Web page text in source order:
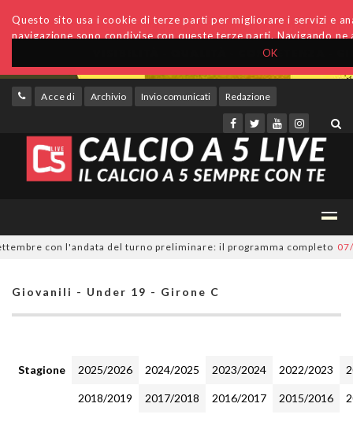
OK
Questo sito usa i cookie di terze parti per migliorare i servizi e
navigazione sono condivise con queste terze parti. Navigando
Accedi Archivio Invio comunicati Redazione
con l'andata del turno preliminare: il programma completo 07/08/
Giovanili - Under 19 - Girone C
Stagione 2025/2026 2024/2025 2023/2024 2022/2023
2018/2019 2017/2018 2016/2017 2015/2016